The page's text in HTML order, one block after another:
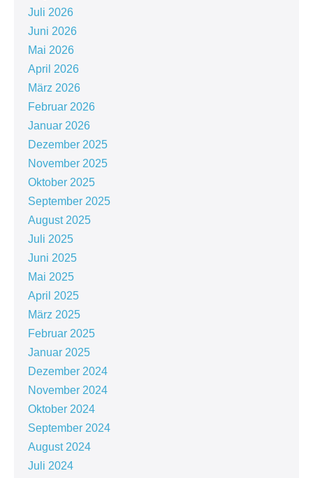
Juli 2026
Juni 2026
Mai 2026
April 2026
März 2026
Februar 2026
Januar 2026
Dezember 2025
November 2025
Oktober 2025
September 2025
August 2025
Juli 2025
Juni 2025
Mai 2025
April 2025
März 2025
Februar 2025
Januar 2025
Dezember 2024
November 2024
Oktober 2024
September 2024
August 2024
Juli 2024